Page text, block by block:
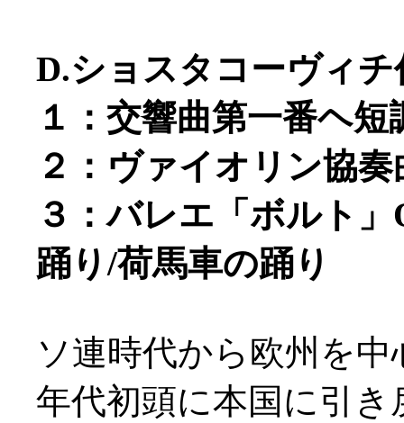
D.ショスタコーヴィチ
１：交響曲第一番ヘ短
２：ヴァイオリン協
３：バレエ「ボルト
踊り/荷馬車の踊り
ソ連時代から欧州を
年代初頭に本国に引